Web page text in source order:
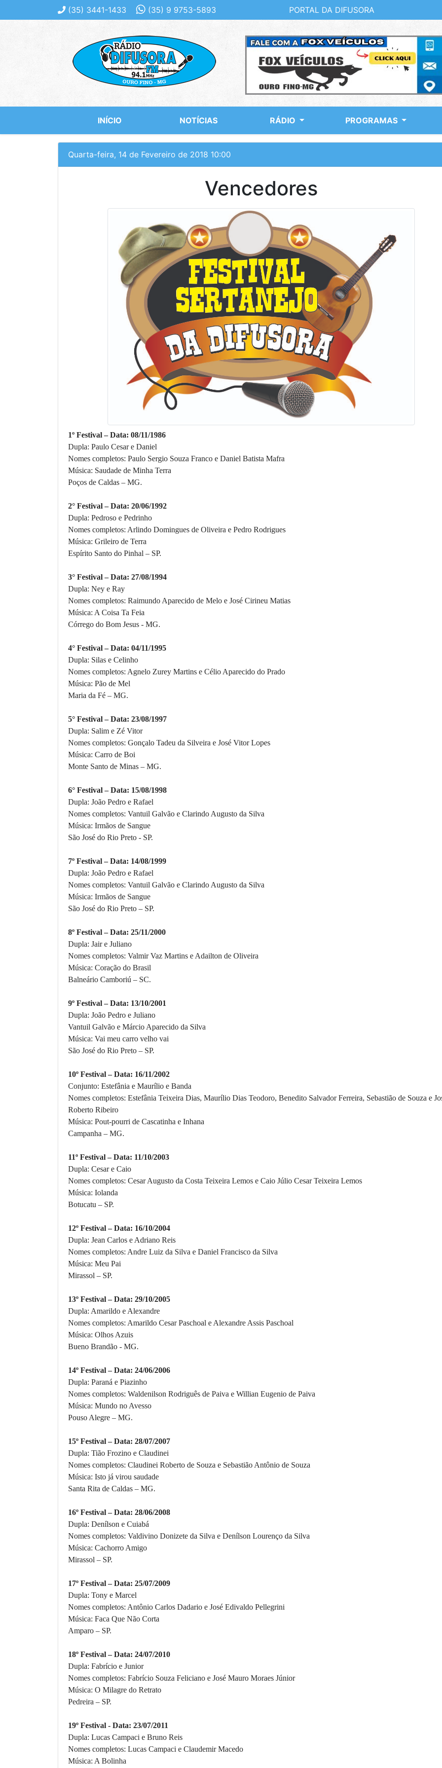
(35) 3441-1433 (35) 9 9753-5893 PORTAL DA DIFUSORA
INÍCIO NOTÍCIAS RÁDIO PROGRAMAS
Quarta-feira, 14 de Fevereiro de 2018 10:00
Vencedores
1º Festival – Data: 08/11/1986
Dupla: Paulo Cesar e Daniel
Nomes completos: Paulo Sergio Souza Franco e Daniel Batista Mafra
Música: Saudade de Minha Terra
Poços de Caldas – MG.
2° Festival – Data: 20/06/1992
Dupla: Pedroso e Pedrinho
Nomes completos: Arlindo Domingues de Oliveira e Pedro Rodrigues
Música: Grileiro de Terra
Espírito Santo do Pinhal – SP.
3° Festival – Data: 27/08/1994
Dupla: Ney e Ray
Nomes completos: Raimundo Aparecido de Melo e José Cirineu Matias
Música: A Coisa Ta Feia
Córrego do Bom Jesus - MG.
4° Festival – Data: 04/11/1995
Dupla: Silas e Celinho
Nomes completos: Agnelo Zurey Martins e Célio Aparecido do Prado
Música: Pão de Mel
Maria da Fé – MG.
5° Festival – Data: 23/08/1997
Dupla: Salim e Zé Vitor
Nomes completos: Gonçalo Tadeu da Silveira e José Vitor Lopes
Música: Carro de Boi
Monte Santo de Minas – MG.
6° Festival – Data: 15/08/1998
Dupla: João Pedro e Rafael
Nomes completos: Vantuil Galvão e Clarindo Augusto da Silva
Música: Irmãos de Sangue
São José do Rio Preto - SP.
7º Festival – Data: 14/08/1999
Dupla: João Pedro e Rafael
Nomes completos: Vantuil Galvão e Clarindo Augusto da Silva
Música: Irmãos de Sangue
São José do Rio Preto – SP.
8º Festival – Data: 25/11/2000
Dupla: Jair e Juliano
Nomes completos: Valmir Vaz Martins e Adailton de Oliveira
Música: Coração do Brasil
Balneário Camboriú – SC.
9º Festival – Data: 13/10/2001
Dupla: João Pedro e Juliano
Vantuil Galvão e Márcio Aparecido da Silva
Música: Vai meu carro velho vai
São José do Rio Preto – SP.
10º Festival – Data: 16/11/2002
Conjunto: Estefânia e Maurílio e Banda
Nomes completos: Estefânia Teixeira Dias, Maurílio Dias Teodoro, Benedito Salvador Ferreira, Sebastião de Souza e
Roberto Ribeiro
Música: Pout-pourri de Cascatinha e Inhana
Campanha – MG.
11º Festival – Data: 11/10/2003
Dupla: Cesar e Caio
Nomes completos: Cesar Augusto da Costa Teixeira Lemos e Caio Júlio Cesar Teixeira Lemos
Música: Iolanda
Botucatu – SP.
12º Festival – Data: 16/10/2004
Dupla: Jean Carlos e Adriano Reis
Nomes completos: Andre Luiz da Silva e Daniel Francisco da Silva
Música: Meu Pai
Mirassol – SP.
13º Festival – Data: 29/10/2005
Dupla: Amarildo e Alexandre
Nomes completos: Amarildo Cesar Paschoal e Alexandre Assis Paschoal
Música: Olhos Azuis
Bueno Brandão - MG.
14º Festival – Data: 24/06/2006
Dupla: Paraná e Piazinho
Nomes completos: Waldenilson Rodriguês de Paiva e Willian Eugenio de Paiva
Música: Mundo no Avesso
Pouso Alegre – MG.
15º Festival – Data: 28/07/2007
Dupla: Tião Frozino e Claudinei
Nomes completos: Claudinei Roberto de Souza e Sebastião Antônio de Souza
Música: Isto já virou saudade
Santa Rita de Caldas – MG.
16º Festival – Data: 28/06/2008
Dupla: Denílson e Cuiabá
Nomes completos: Valdivino Donizete da Silva e Denílson Lourenço da Silva
Música: Cachorro Amigo
Mirassol – SP.
17º Festival – Data: 25/07/2009
Dupla: Tony e Marcel
Nomes completos: Antônio Carlos Dadario e José Edivaldo Pellegrini
Música: Faca Que Não Corta
Amparo – SP.
18º Festival – Data: 24/07/2010
Dupla: Fabrício e Junior
Nomes completos: Fabrício Souza Feliciano e José Mauro Moraes Júnior
Música: O Milagre do Retrato
Pedreira – SP.
19º Festival - Data: 23/07/2011
Dupla: Lucas Campaci e Bruno Reis
Nomes completos: Lucas Campaci e Claudemir Macedo
Música: A Bolinha